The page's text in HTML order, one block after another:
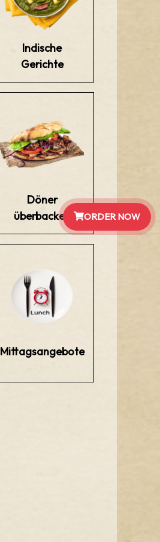
Indische
Gerichte
Döner
überbacken
Mittagsangebote
ORDER NOW